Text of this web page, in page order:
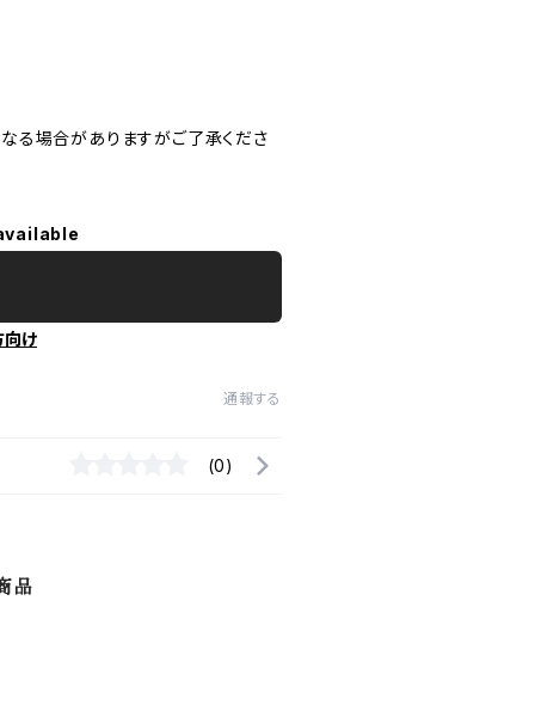
る場合がありますがご了承くださ
向け
通報する
(0)
品